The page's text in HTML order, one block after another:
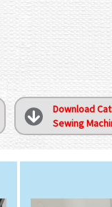
Download
Sewing